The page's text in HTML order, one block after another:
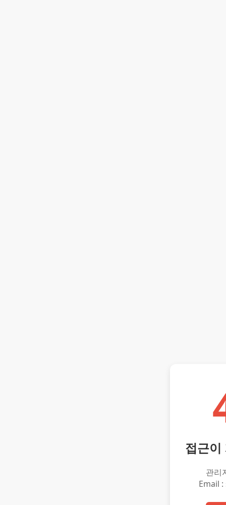
접근이
관리
Email